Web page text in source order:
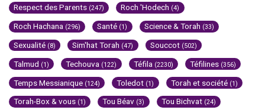
Respect des Parents (247) Roch 'Hodech (4)
Roch Hachana (296) Santé (1) Science & Torah (33)
Sexualité (8) Sim'hat Torah (47) Souccot (502)
Talmud (1) Techouva (122) Téfila (2230) Téfilines (356)
Temps Messianique (124) Toledot (1) Torah et société (1)
Torah-Box & vous (1) Tou Béav (3) Tou Bichvat (24)